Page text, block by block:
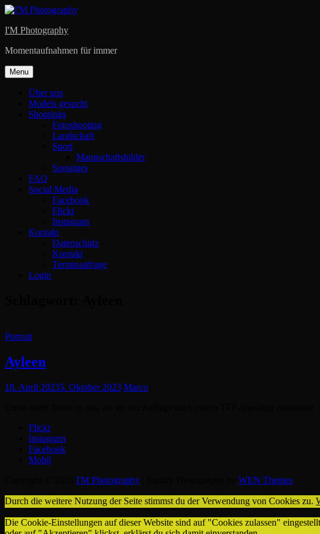
Skip
content
I'M Photography
Momentaufnahmen für immer
Menu
Über uns
Models gesucht
Shootings
Fotoshooting
Landschaft
Sport
Mannschaftsbilder
Sonstiges
FAQ
Social Media
Facebook
Flickr
Instagram
Kontakt
Datenschutz
Kontakt
Terminanfrage
Login
Cat
Portrait
Ayleen
Posted
18. April 20235. Oktober 2023 Marco
Flickr
Instagram
Facebook
Mobil
I'M Photography WEN Themes
Durch die weitere Nutzung der Seite stimmst du der Verwendung von Cookies zu.
Die Cookie-Einstellungen auf dieser Website sind auf "Cookies zulassen"